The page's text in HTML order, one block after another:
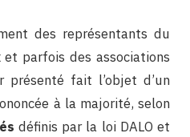
des représentants du
parfois des associations
présenté fait l’objet d’un
à la majorité, selon
définis par la loi DALO et